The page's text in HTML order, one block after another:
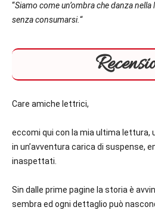
“Siamo come un’ombra che danza
senza consumarsi.“
Care amiche lettrici,
eccomi qui con la mia ultima lettura,
in un’avventura carica di suspense,
inaspettati.
Sin dalle prime pagine la storia è
sembra ed ogni dettaglio può